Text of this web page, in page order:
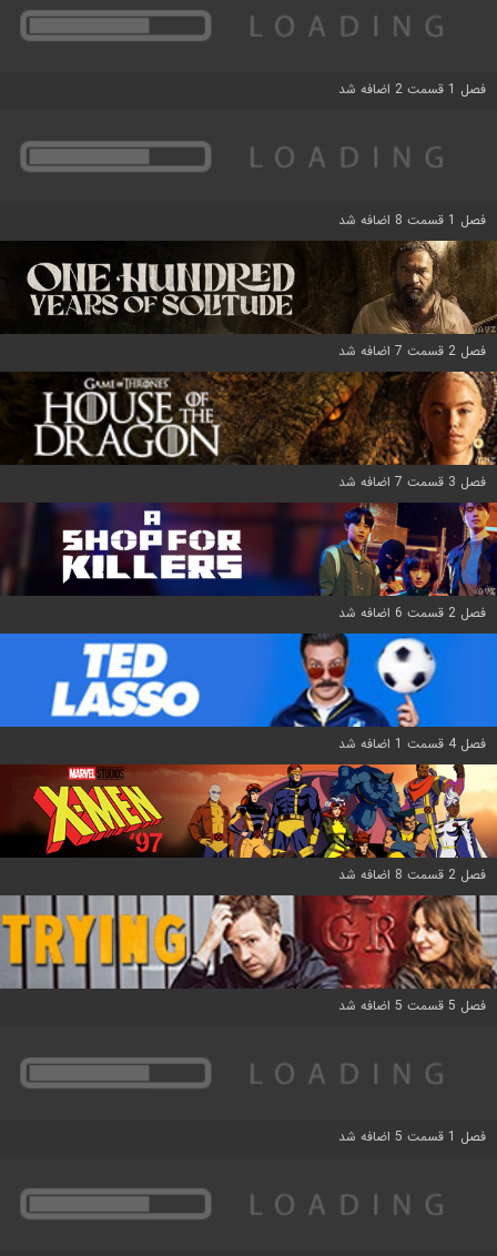
فصل 1 قسمت 2 اضافه شد
فصل 1 قسمت 8 اضافه شد
فصل 2 قسمت 7 اضافه شد
فصل 3 قسمت 7 اضافه شد
فصل 2 قسمت 6 اضافه شد
فصل 4 قسمت 1 اضافه شد
فصل 2 قسمت 8 اضافه شد
فصل 5 قسمت 5 اضافه شد
فصل 1 قسمت 5 اضافه شد